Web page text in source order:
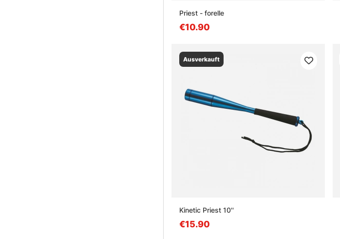
Priest - forelle
€10.90
Ausverkauft
Kinetic Priest 10''
€15.90